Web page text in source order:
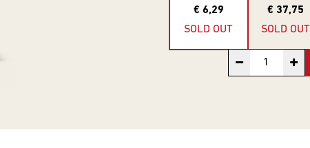
€ 6,29
SOLD OUT
€ 37,75
SOLD OUT
− +